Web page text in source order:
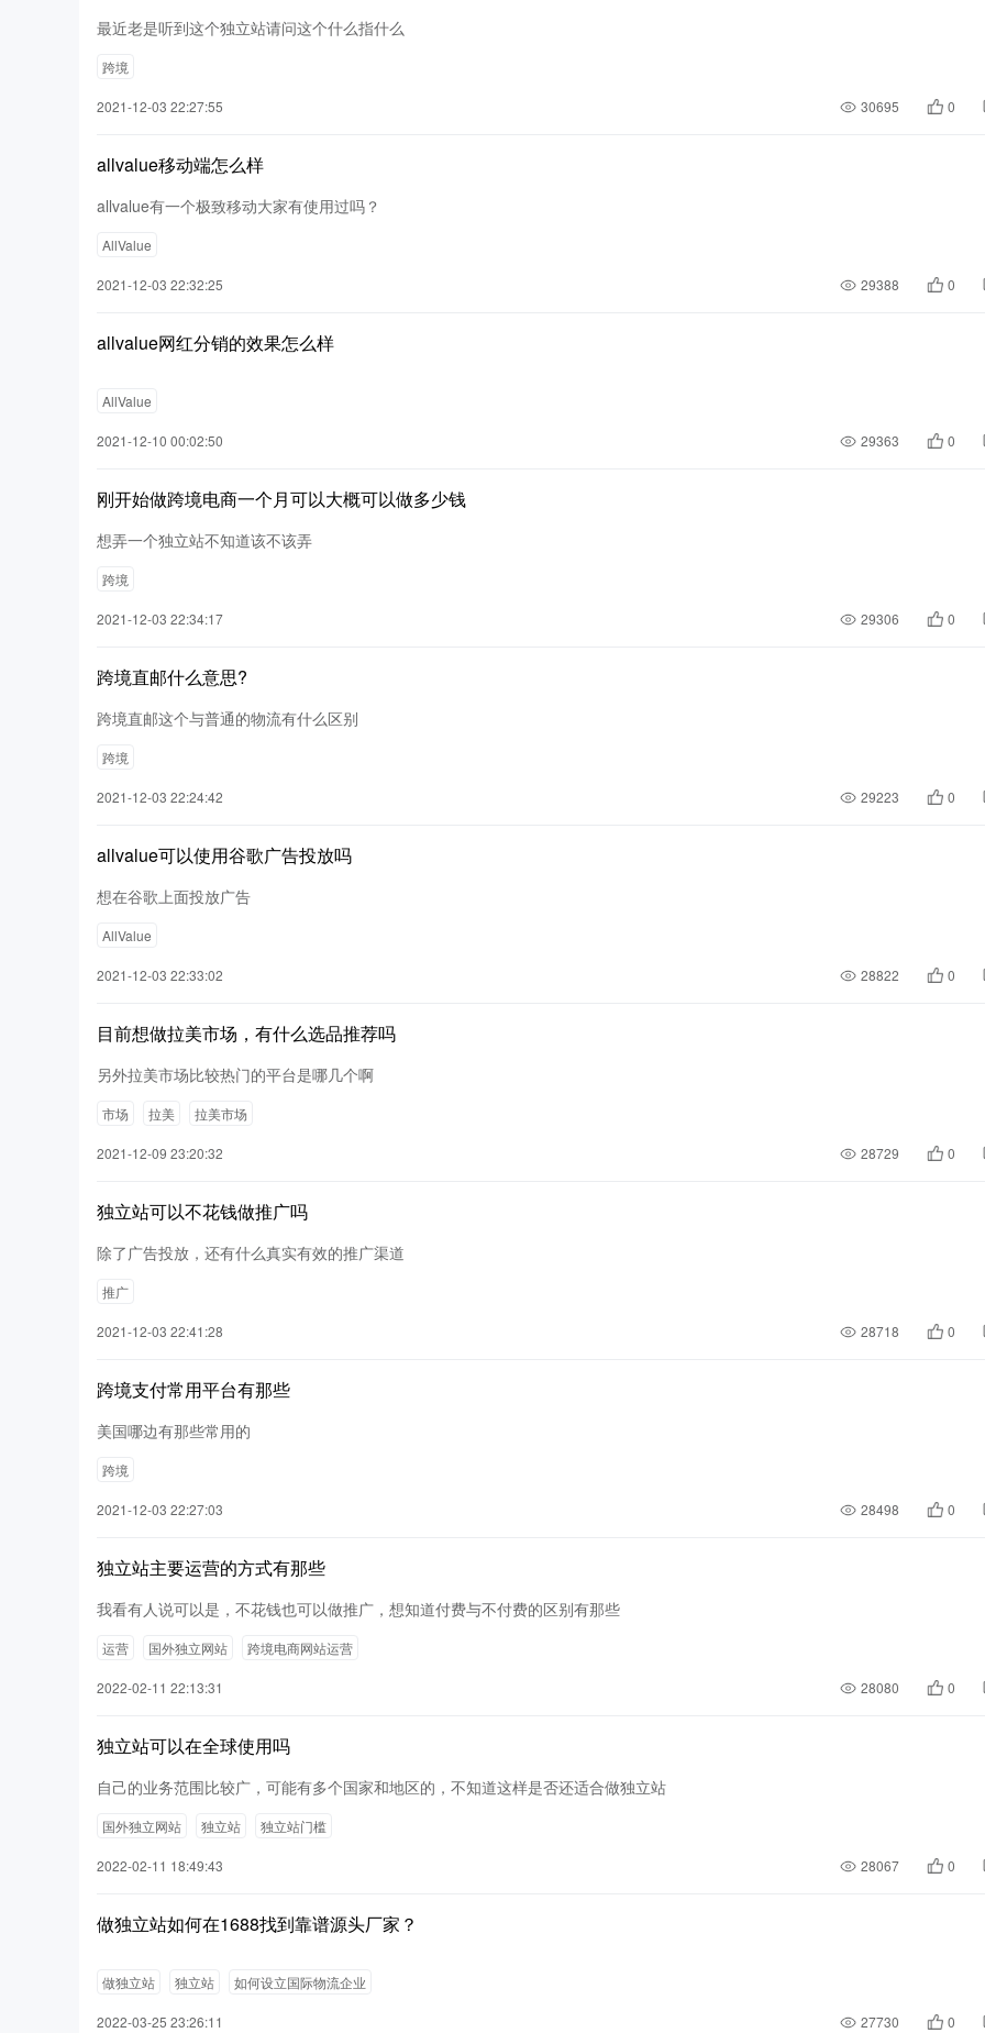
最近老是听到这个独立站请问这个什么指什么
跨境
2021-12-03 22:27:55 30695 0
allvalue移动端怎么样
allvalue有一个极致移动大家有使用过吗？
AllValue
2021-12-03 22:32:25 29388 0
allvalue网红分销的效果怎么样
AllValue
2021-12-10 00:02:50 29363 0
刚开始做跨境电商一个月可以大概可以做多少钱
想弄一个独立站不知道该不该弄
跨境
2021-12-03 22:34:17 29306 0
跨境直邮什么意思?
跨境直邮这个与普通的物流有什么区别
跨境
2021-12-03 22:24:42 29223 0
allvalue可以使用谷歌广告投放吗
想在谷歌上面投放广告
AllValue
2021-12-03 22:33:02 28822 0
目前想做拉美市场，有什么选品推荐吗
另外拉美市场比较热门的平台是哪几个啊
市场 拉美 拉美市场
2021-12-09 23:20:32 28729 0
独立站可以不花钱做推广吗
除了广告投放，还有什么真实有效的推广渠道
推广
2021-12-03 22:41:28 28718 0
跨境支付常用平台有那些
美国哪边有那些常用的
跨境
2021-12-03 22:27:03 28498 0
独立站主要运营的方式有那些
我看有人说可以是，不花钱也可以做推广，想知道付费与不付费的区别有那些
运营 国外独立网站 跨境电商网站运营
2022-02-11 22:13:31 28080 0
独立站可以在全球使用吗
自己的业务范围比较广，可能有多个国家和地区的，不知道这样是否还适合做独立站
国外独立网站 独立站 独立站门槛
2022-02-11 18:49:43 28067 0
做独立站如何在1688找到靠谱源头厂家？
做独立站 独立站 如何设立国际物流企业
2022-03-25 23:26:11 27730 0